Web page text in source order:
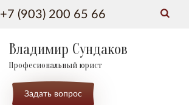
+7 (903) 200 65 66
Владимир Сундаков
Професиональный юрист
Задать вопрос